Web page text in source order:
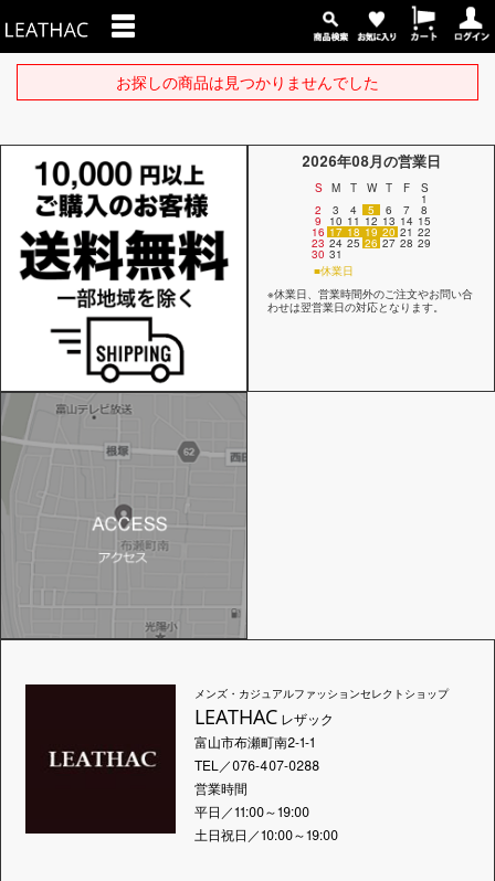
お探しの商品は見つかりませんでした
2026年08月の営業日
S M T W T F S
1
2 3 4 5 6 7 8
9 10 11 12 13 14 15
16 17 18 19 20 21 22
23 24 25 26 27 28 29
30 31
■休業日
※休業日、営業時間外のご注文やお問い合
わせは翌営業日の対応となります。
メンズ・カジュアルファッションセレクトショップ
LEATHACレザック
富山市布瀬町南2-1-1
TEL／076-407-0288
営業時間
平日／11:00～19:00
土日祝日／10:00～19:00